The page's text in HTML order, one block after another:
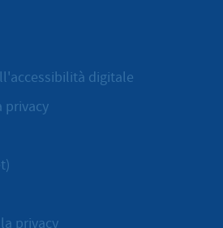
digitale
privacy
privacy